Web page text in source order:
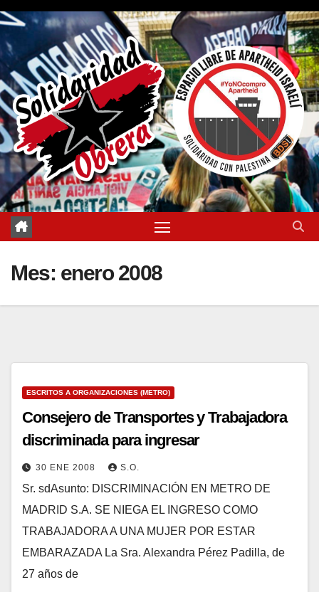
Saltar
contenido
Mes: enero 2008
ESCRITOS A ORGANIZACIONES (METRO)
Consejero de Transportes y Trabajadora
discriminada para ingresar
30 ENE 2008 S.O.
Sr. sdAsunto: DISCRIMINACIÓN EN METRO DE
MADRID S.A. SE NIEGA EL INGRESO COMO
TRABAJADORA A UNA MUJER POR ESTAR
EMBARAZADA La Sra. Alexandra Pérez Padilla, de
27 años de